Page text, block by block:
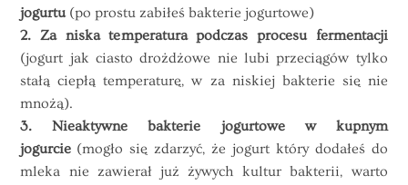
jogurtu(po prostu zabiłeś bakterie jogurtowe)
2. Za niska temperatura podczas procesu fermentacji
(jogurt jak ciasto drożdżowe nie lubi przeciągów tylko
stałą ciepłą temperaturę, w za niskiej bakterie się nie
mnożą).
3. Nieaktywne bakterie jogurtowe w kupnym
jogurcie (mogło się zdarzyć, że jogurt który dodałeś do
mleka nie zawierał już żywych kultur bakterii, warto